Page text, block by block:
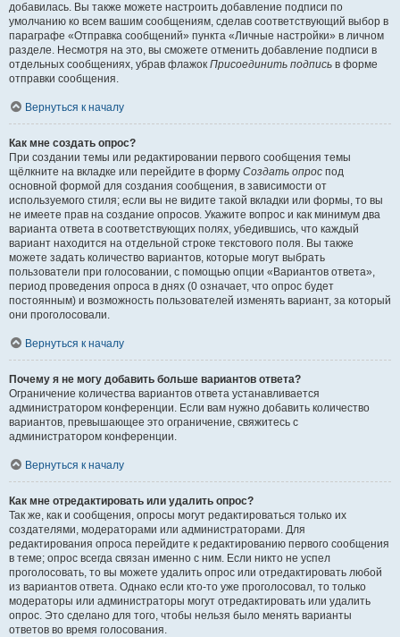
добавилась. Вы также можете настроить добавление подписи по
умолчанию ко всем вашим сообщениям, сделав соответствующий выбор в
параграфе «Отправка сообщений» пункта «Личные настройки» в личном
разделе. Несмотря на это, вы сможете отменить добавление подписи в
отдельных сообщениях, убрав флажок Присоединить подпись в форме
отправки сообщения.
Вернуться к началу
Как мне создать опрос?
При создании темы или редактировании первого сообщения темы
щёлкните на вкладке или перейдите в форму Создать опрос под
основной формой для создания сообщения, в зависимости от
используемого стиля; если вы не видите такой вкладки или формы, то вы
не имеете прав на создание опросов. Укажите вопрос и как минимум два
варианта ответа в соответствующих полях, убедившись, что каждый
вариант находится на отдельной строке текстового поля. Вы также
можете задать количество вариантов, которые могут выбрать
пользователи при голосовании, с помощью опции «Вариантов ответа»,
период проведения опроса в днях (0 означает, что опрос будет
постоянным) и возможность пользователей изменять вариант, за который
они проголосовали.
Вернуться к началу
Почему я не могу добавить больше вариантов ответа?
Ограничение количества вариантов ответа устанавливается
администратором конференции. Если вам нужно добавить количество
вариантов, превышающее это ограничение, свяжитесь с
администратором конференции.
Вернуться к началу
Как мне отредактировать или удалить опрос?
Так же, как и сообщения, опросы могут редактироваться только их
создателями, модераторами или администраторами. Для
редактирования опроса перейдите к редактированию первого сообщения
в теме; опрос всегда связан именно с ним. Если никто не успел
проголосовать, то вы можете удалить опрос или отредактировать любой
из вариантов ответа. Однако если кто-то уже проголосовал, то только
модераторы или администраторы могут отредактировать или удалить
опрос. Это сделано для того, чтобы нельзя было менять варианты
ответов во время голосования.